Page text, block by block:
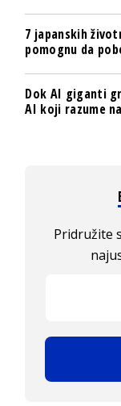
7 japanskih
pomognu da
Dok AI giganti
AI koji razume
Pridružite